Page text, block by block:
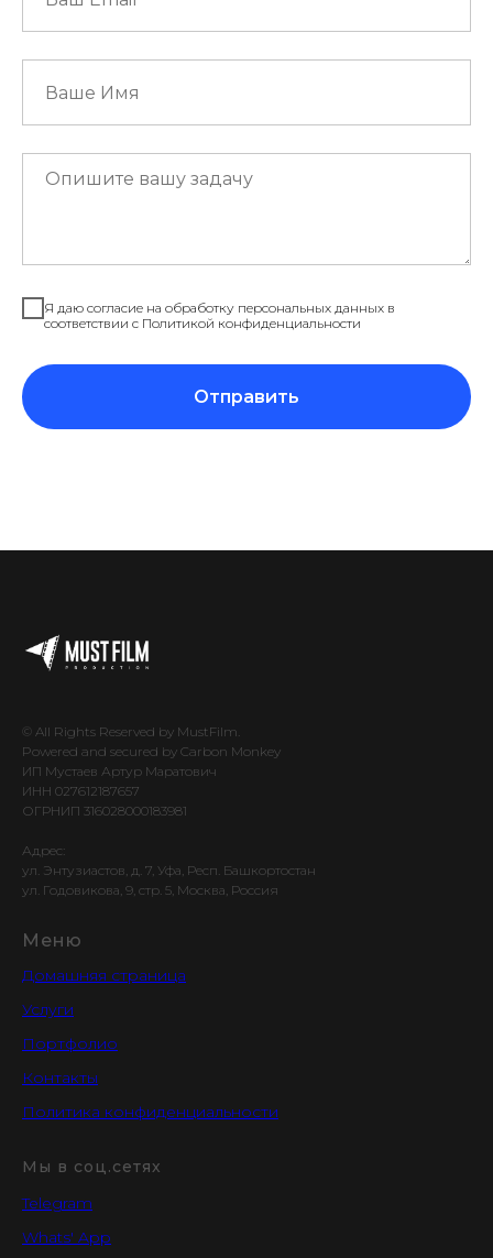
Я даю согласие на обработку персональных данных в
соответствии с Политикой конфиденциальности
Отправить
© All Rights Reserved by MustFilm.
Powered and secured by Carbon Monkey
ИП Мустаев Артур Маратович
ИНН 027612187657
ОГРНИП 316028000183981
Адрес:
ул. Энтузиастов, д. 7, Уфа, Респ. Башкортостан
ул. Годовикова, 9, стр. 5, Москва, Россия
Меню
Домашняя страница
Услуги
Портфолио
Контакты
Политика конфиденциальности
Мы в соц.сетях
Telegram
Whats' App